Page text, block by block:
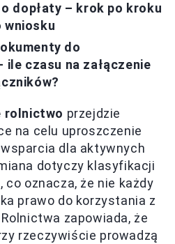
dopłaty – krok po kroku
wniosku
do
ile czasu na załączenie
rolnictwo przejdzie
na celu uproszczenie
dla aktywnych
dotyczy klasyfikacji
oznacza, że nie każdy
prawo do korzystania z
zapowiada, że
rzeczywiście prowadzą